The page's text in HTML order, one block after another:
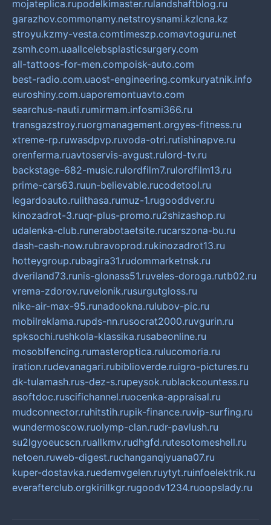
mojateplica.rupodelkimaster.rulandshaftblog.ru
garazhov.commonamy.netstroysnami.kzlcna.kz
stroyu.kzmy-vesta.comtimeszp.comavtoguru.net
zsmh.com.uaallcelebsplasticsurgery.com
all-tattoos-for-men.compoisk-auto.com
best-radio.com.uaost-engineering.comkuryatnik.info
euroshiny.com.uaporemontuavto.com
searchus-nauti.rumirmam.infosmi366.ru
transgazstroy.ruorgmanagement.orgyes-fitness.ru
xtreme-rp.ruwasdpvp.ruvoda-otri.rutishinapve.ru
orenferma.ruavtoservis-avgust.rulord-tv.ru
backstage-682-music.rulordfilm7.rulordfilm13.ru
prime-cars63.ruun-believable.rucodetool.ru
legardoauto.rulithasa.rumuz-1.rugooddver.ru
kinozadrot-3.ruqr-plus-promo.ru2shizashop.ru
udalenka-club.runerabotaetsite.rucarszona-bu.ru
dash-cash-now.rubravoprod.rukinozadrot13.ru
hotteygroup.rubagira31.rudommarketnsk.ru
dveriland73.runis-glonass51.ruveles-doroga.rutb02.ru
vrema-zdorov.ruvelonik.rusurgutgloss.ru
nike-air-max-95.runadookna.rulubov-pic.ru
mobilreklama.rupds-nn.rusocrat2000.ruvgurin.ru
spksochi.rushkola-klassika.rusabeonline.ru
mosoblfencing.rumasteroptica.rulucomoria.ru
iration.rudevanagari.rubiblioverde.ruigro-pictures.ru
dk-tulamash.rus-dez-s.rupeysok.rublackcountess.ru
asoftdoc.ruscifichannel.ruocenka-appraisal.ru
mudconnector.ruhitstih.rupik-finance.ruvip-surfing.ru
wundermoscow.ruolymp-clan.rudr-pavlush.ru
su2lgyoeucscn.ruallkmv.rudhgfd.rutesotomeshell.ru
netoen.ruweb-digest.ruchanganqiyuana07.ru
kuper-dostavka.ruedemvgelen.ruytyt.ruinfoelektrik.ru
everafterclub.orgkirillkgr.rugoodv1234.ruoopslady.ru